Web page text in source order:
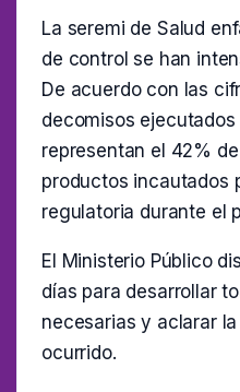
La seremi de Salud
de control se han
De acuerdo con las
decomisos
representan el 42%
productos incautados
regulatoria durante el
El Ministerio Público
días para desarrollar
necesarias y aclarar
ocurrido.